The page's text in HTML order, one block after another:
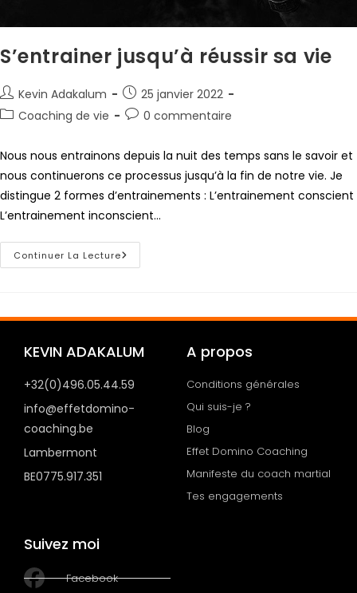
S’entrainer jusqu’à réussir sa vie
Kevin Adakalum
25 janvier 2022
Coaching de vie
0 commentaire
Nous nous entrainons depuis la nuit des temps sans le savoir et
nous continuerons ce processus jusqu’à la fin de notre vie. Je
distingue 2 formes d’entrainements : L’entrainement conscient
L’entrainement inconscient…
Continuer La Lecture
KEVIN ADAKALUM
+32(0)496.05.44.59
info@effetdomino-
coaching.be
Lambermont
BE0775.917.351
A propos
Conditions générales
Qui suis-je ?
Blog
Effet Domino Coaching
Manifeste du coach martial
Tes engagements
Suivez moi
Facebook